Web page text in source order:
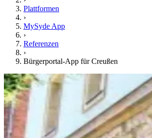
Plattformen
›
MySyde App
›
Referenzen
›
Bürgerportal-App für Creußen